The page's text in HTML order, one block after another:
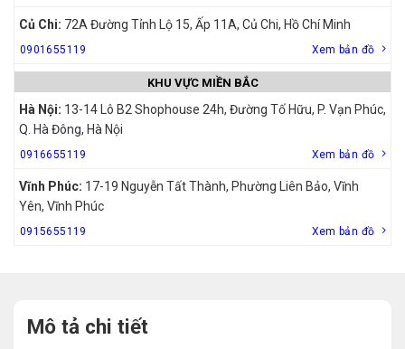
Củ Chi: 72A Đường Tỉnh Lộ 15, Ấp 11A, Củ Chi, Hồ Chí Minh
0901655119 Xem bản đồ
KHU VỰC MIỀN BẮC
Hà Nội: 13-14 Lô B2 Shophouse 24h, Đường Tố Hữu, P. Vạn Phúc,
Q. Hà Đông, Hà Nội
0916655119 Xem bản đồ
Vĩnh Phúc: 17-19 Nguyễn Tất Thành, Phường Liên Bảo, Vĩnh
Yên, Vĩnh Phúc
0915655119 Xem bản đồ
Mô tả chi tiết